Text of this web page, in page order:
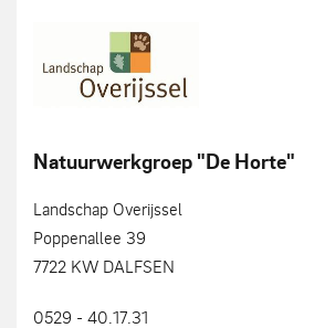
Natuurwerkgroep "De Horte"
Landschap Overijssel
Poppenallee 39
7722 KW DALFSEN
0529 - 40.17.31